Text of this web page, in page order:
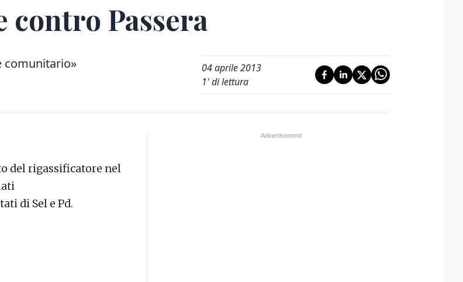
contro Passera
comunitario»
04 aprile 2013
1' di lettura
del rigassificatore nel
di Sel e Pd.